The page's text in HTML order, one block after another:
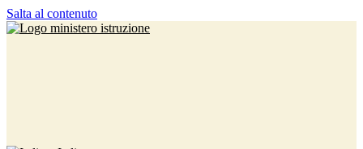
Salta al contenuto